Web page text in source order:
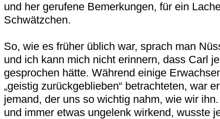
und her gerufene Bemerkungen, für ein
Schwätzchen.
So, wie es früher üblich war, sprach man
und ich kann mich nicht erinnern, dass Carl
gesprochen hätte. Während einige
„geistig zurückgeblieben“ betrachteten, war
jemand, der uns so wichtig nahm, wie wir
und immer etwas ungelenk wirkend, wusste